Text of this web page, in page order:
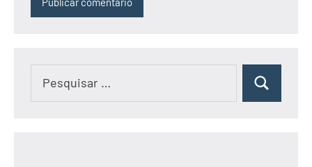
Pesquisar